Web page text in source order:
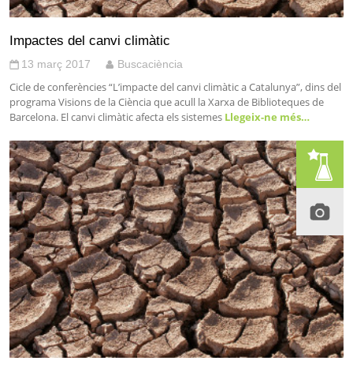
Impactes del canvi climàtic
13 març 2017 Buscaciència
Cicle de conferències “L’impacte del canvi climàtic a Catalunya”, dins del
programa Visions de la Ciència que acull la Xarxa de Biblioteques de
Barcelona. El canvi climàtic afecta els sistemes Llegeix-ne més…